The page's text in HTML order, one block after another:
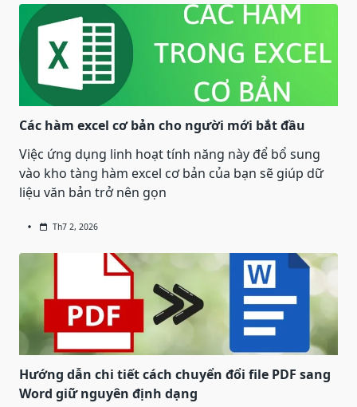
Các hàm excel cơ bản cho người mới bắt đầu
Việc ứng dụng linh hoạt tính năng này để bổ sung
vào kho tàng hàm excel cơ bản của bạn sẽ giúp dữ
liệu văn bản trở nên gọn
Th7 2, 2026
Hướng dẫn chi tiết cách chuyển đổi file PDF sang
Word giữ nguyên định dạng